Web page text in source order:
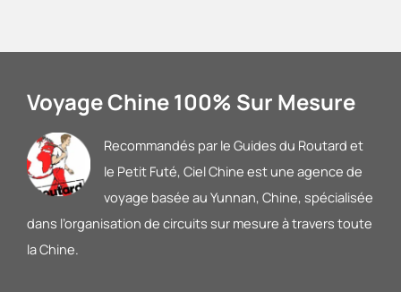
Voyage Chine 100% Sur Mesure
Recommandés par le Guides du Routard et
le Petit Futé, Ciel Chine est une agence de
voyage basée au Yunnan, Chine, spécialisée
dans l’organisation de circuits sur mesure à travers toute
la Chine.